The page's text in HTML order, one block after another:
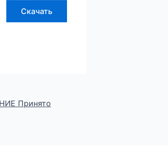
Скачать
Принято